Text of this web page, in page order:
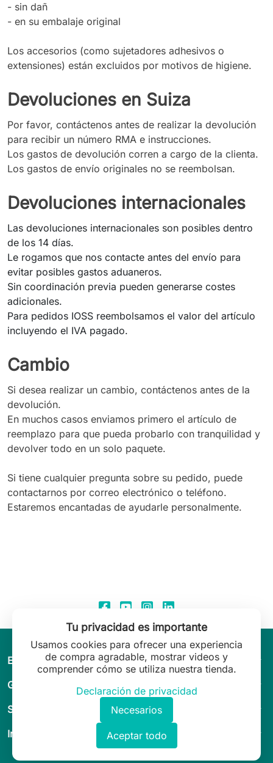
- sin dañ
- en su embalaje original
Los accesorios (como sujetadores adhesivos o
extensiones) están excluidos por motivos de higiene.
Devoluciones en Suiza
Por favor, contáctenos antes de realizar la devolución
para recibir un número RMA e instrucciones.
Los gastos de devolución corren a cargo de la clienta.
Los gastos de envío originales no se reembolsan.
Devoluciones internacionales
Las devoluciones internacionales son posibles dentro
de los 14 días.
Le rogamos que nos contacte antes del envío para
evitar posibles gastos aduaneros.
Sin coordinación previa pueden generarse costes
adicionales.
Para pedidos IOSS reembolsamos el valor del artículo
incluyendo el IVA pagado.
Cambio
Si desea realizar un cambio, contáctenos antes de la
devolución.
En muchos casos enviamos primero el artículo de
reemplazo para que pueda probarlo con tranquilidad y
devolver todo en un solo paquete.
Si tiene cualquier pregunta sobre su pedido, puede
contactarnos por correo electrónico o teléfono.
Estaremos encantadas de ayudarle personalmente.
El mundo de Leilani Lingerie arrow_drop_down
Guía & asesoramiento arrow_drop_down
Servicio al Cliente arrow_drop_down
Información legal arrow_drop_down
Tu privacidad es importante
Usamos cookies para ofrecer una experiencia
de compra agradable, mostrar videos y
comprender cómo se utiliza nuestra tienda.
Declaración de privacidad
Necesarios
Aceptar todo